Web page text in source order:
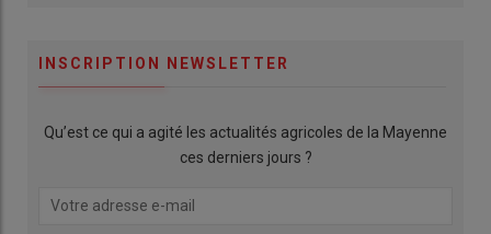
INSCRIPTION NEWSLETTER
Qu’est ce qui a agité les actualités agricoles de la Mayenne
ces derniers jours ?